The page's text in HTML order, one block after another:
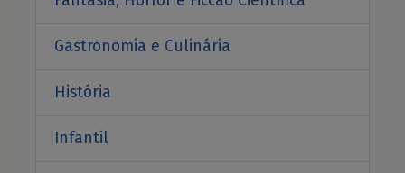
Gastronomia e Culinária
História
Infantil